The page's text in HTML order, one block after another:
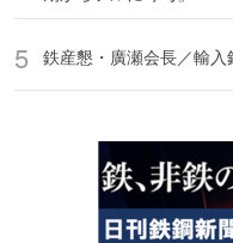
鉄産懇・廣瀬会長／輸入